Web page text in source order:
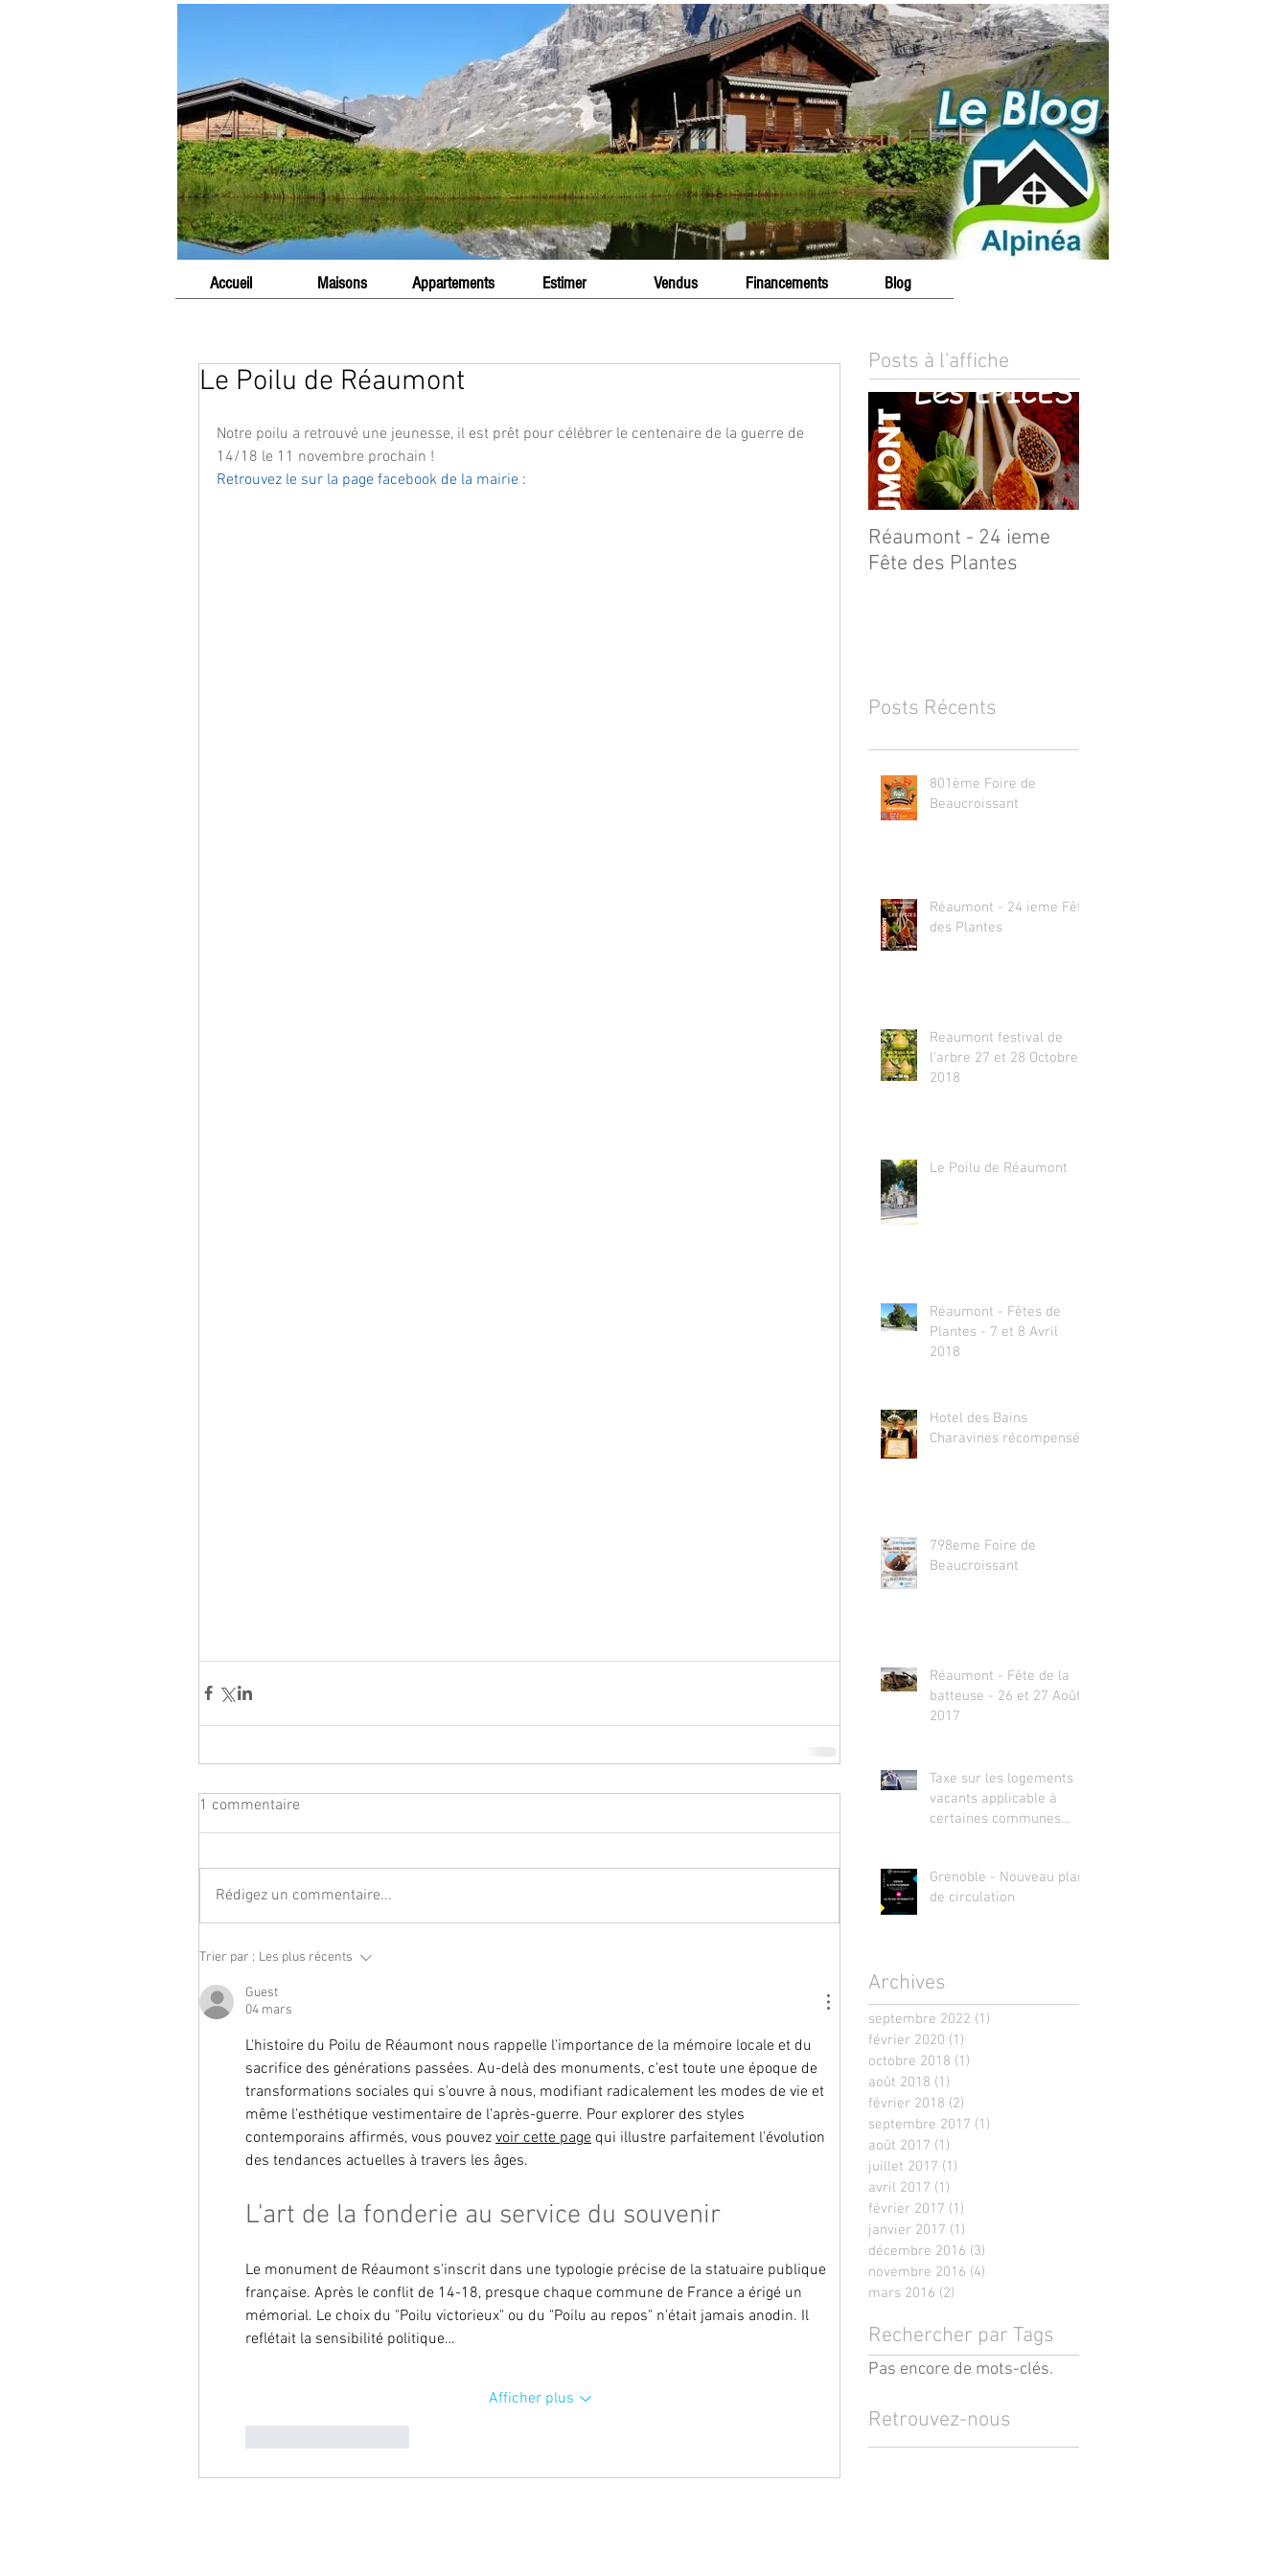
Accueil Maisons Appartements Estimer Vendus Financements Blog
Le Poilu de Réaumont
Notre poilu a retrouvé une jeunesse, il est prêt pour célébrer le centenaire de la guerre de
14/18 le 11 novembre prochain !
Retrouvez le sur la page facebook de la mairie :
1 commentaire
Rédigez un commentaire...
Trier par : Les plus récents
Guest
04 mars
L'histoire du Poilu de Réaumont nous rappelle l'importance de la mémoire locale et du
sacrifice des générations passées. Au-delà des monuments, c'est toute une époque de
transformations sociales qui s'ouvre à nous, modifiant radicalement les modes de vie et
même l'esthétique vestimentaire de l'après-guerre. Pour explorer des styles
contemporains affirmés, vous pouvez voir cette page qui illustre parfaitement l'évolution
des tendances actuelles à travers les âges.
L'art de la fonderie au service du souvenir
Le monument de Réaumont s'inscrit dans une typologie précise de la statuaire publique
française. Après le conflit de 14-18, presque chaque commune de France a érigé un
mémorial. Le choix du "Poilu victorieux" ou du "Poilu au repos" n'était jamais anodin. Il
reflétait la sensibilité politique…
Afficher plus
Posts à l'affiche
Réaumont - 24 ieme
Fête des Plantes
Posts Récents
801ème Foire de
Beaucroissant
Réaumont - 24 ieme Fête
des Plantes
Reaumont festival de
l'arbre 27 et 28 Octobre
2018
Le Poilu de Réaumont
Réaumont - Fêtes de
Plantes - 7 et 8 Avril
2018
Hotel des Bains
Charavines récompensé
798eme Foire de
Beaucroissant
Réaumont - Fête de la
batteuse - 26 et 27 Août
2017
Taxe sur les logements
vacants applicable à
certaines communes
Grenoble - Nouveau plan
de circulation
Archives
septembre 2022 (1)
février 2020 (1)
octobre 2018 (1)
août 2018 (1)
février 2018 (2)
septembre 2017 (1)
août 2017 (1)
juillet 2017 (1)
avril 2017 (1)
février 2017 (1)
janvier 2017 (1)
décembre 2016 (3)
novembre 2016 (4)
mars 2016 (2)
Rechercher par Tags
Pas encore de mots-clés.
Retrouvez-nous